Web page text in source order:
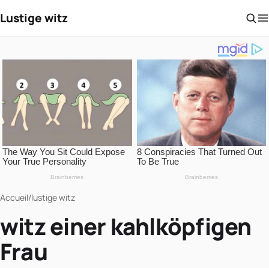
Lustige witz
Accueil/lustige witz
witz einer kahlköpfigen
Frau